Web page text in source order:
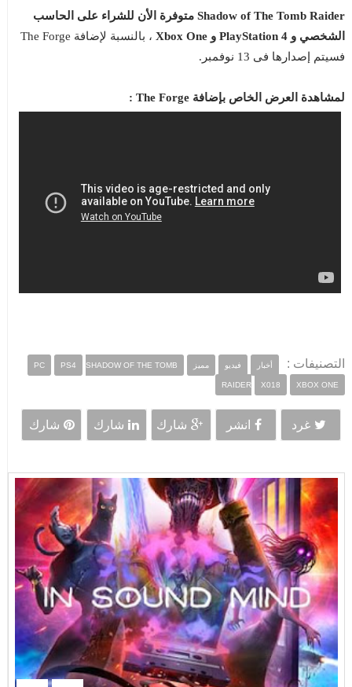
Shadow of The Tomb Raider متوفرة الأن للشراء على الحاسب
الشخصي و PlayStation 4 و Xbox One
، بالنسبة لإضافة The Forge
فسيتم إصدارها فى 13 نوفمبر.
لمشاهدة العرض الخاص بإضافة The Forge :
التصنيفات : أخبار فيديو مميز PC PS4 SHADOW OF THE TOMB
RAIDER X018 XBOX ONE
غرد انشر شارك شارك شارك